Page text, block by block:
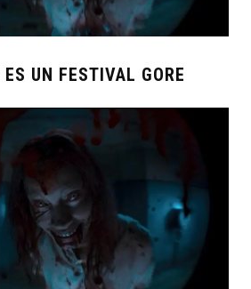
UN FESTIVAL GORE